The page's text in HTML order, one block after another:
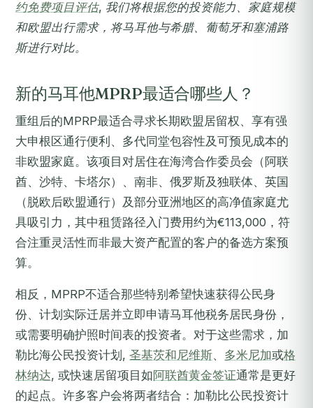
约免费项目评估, 我们将根据您的投资能力、家庭规模
和欧盟出行需求，将马耳他与希腊、葡萄牙和塞浦路
斯进行对比。
新的马耳他MPRP最适合哪些人？
重组后的MPRP最适合寻求长期欧盟居留权、享有强
大申根区通行便利、多代同堂包容性及可预见成本的
非欧盟家庭。该项目对居住在海湾合作委员会（阿联
酋、沙特、卡塔尔）、南非、俄罗斯及独联体、英国
（脱欧后欧盟通行）及部分亚洲地区的高净值家庭尤
具吸引力，其中租赁路径入门费用约为€113,000，符
合注重灵活性而非最大资产配置的客户的备选方案预
算。
相反，MPRP不适合那些特别希望快速获得公民身
份、计划实际迁居并立即申请马耳他税务居民身份，
或需要明确护照时间表的投资者。对于这些需求，加
勒比海公民投资计划, 圣基茨和尼维斯、 多米尼加或格
林纳达, 或快速居留项目如阿联酋黄金签证通常是更好
的起点。许多客户会将两者结合：加勒比公民投资计